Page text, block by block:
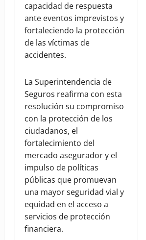
capacidad de respuesta
ante eventos imprevistos y
fortaleciendo la protección
de las víctimas de
accidentes.
La Superintendencia de
Seguros reafirma con esta
resolución su compromiso
con la protección de los
ciudadanos, el
fortalecimiento del
mercado asegurador y el
impulso de políticas
públicas que promuevan
una mayor seguridad vial y
equidad en el acceso a
servicios de protección
financiera.